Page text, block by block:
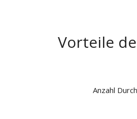
Vorteile
Anzahl